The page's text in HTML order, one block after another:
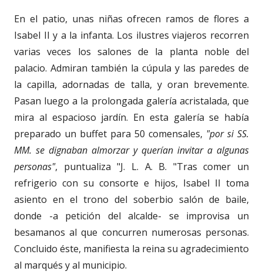
En el patio, unas niñas ofrecen ramos de flores a
Isabel II y a la infanta. Los ilustres viajeros recorren
varias veces los salones de la planta noble del
palacio. Admiran también la cúpula y las paredes de
la capilla, adornadas de talla, y oran brevemente.
Pasan luego a la prolongada galería acristalada, que
mira al espacioso jardín. En esta galería se había
preparado un buffet para 50 comensales, "por si SS.
MM. se dignaban almorzar y querían invitar a algunas
personas", puntualiza "J. L. A. B. "Tras comer un
refrigerio con su consorte e hijos, Isabel II toma
asiento en el trono del soberbio salón de baile,
donde -a petición del alcalde- se improvisa un
besamanos al que concurren numerosas personas.
Concluido éste, manifiesta la reina su agradecimiento
al marqués y al municipio.